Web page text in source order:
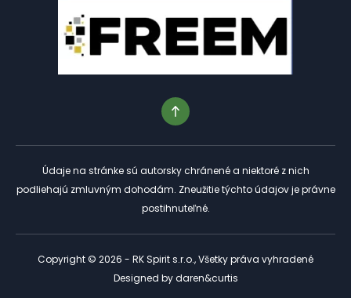
Údaje na stránke sú autorsky chránené a niektoré z nich
podliehajú zmluvným dohodám. Zneužitie týchto údajov je právne
postihnuteľné.
Copyright © 2026 - RK Spirit s.r.o., Všetky práva vyhradené
Designed bydaren&curtis